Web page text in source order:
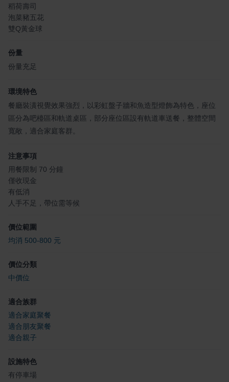
稻荷壽司
泡菜豬五花
雙Q黃金球
份量
份量充足
環境特色
餐廳裝潢視覺效果強烈，以彩虹盤子牆和魚造型燈飾為特色，座位
區分為吧檯區和軌道桌區，部分座位區設有軌道車送餐，整體空間
寬敞，適合家庭客群。
注意事項
用餐限制 70 分鐘
僅收現金
有低消
人手不足，帶位需等候
價位範圍
均消 500-800 元
價位分類
中價位
適合族群
適合家庭聚餐
適合朋友聚餐
適合親子
設施特色
有停車場